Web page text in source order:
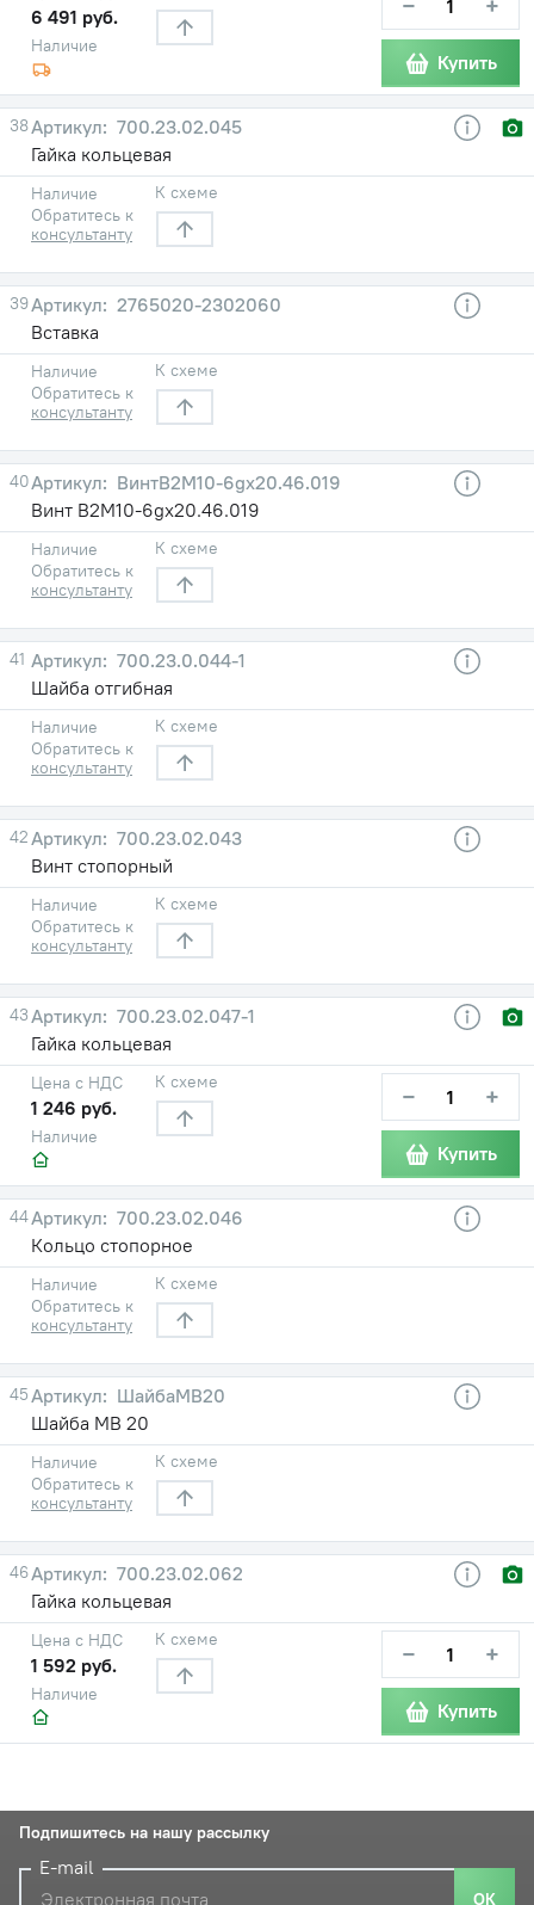
Наличие
6 491 руб.
Купить
38
700.23.02.045
Гайка кольцевая
Наличие
Обратитесь к
консультанту
К схеме
39
2765020-2302060
Вставка
Наличие
Обратитесь к
консультанту
К схеме
40
ВинтВ2М10-6gх20.46.019
Винт В2М10-6gх20.46.019
Наличие
Обратитесь к
консультанту
К схеме
41
700.23.0.044-1
Шайба отгибная
Наличие
Обратитесь к
консультанту
К схеме
42
700.23.02.043
Винт стопорный
Наличие
Обратитесь к
консультанту
К схеме
43
700.23.02.047-1
Гайка кольцевая
Наличие
Цена с НДС
1 246 руб.
К схеме − +
Купить
44
700.23.02.046
Кольцо стопорное
Наличие
Обратитесь к
консультанту
К схеме
45
ШайбаМВ20
Шайба МВ 20
Наличие
Обратитесь к
консультанту
К схеме
46
700.23.02.062
Гайка кольцевая
Наличие
Цена с НДС
1 592 руб.
К схеме − +
Купить
Подпишитесь на нашу рассылку
E-mail
ОК